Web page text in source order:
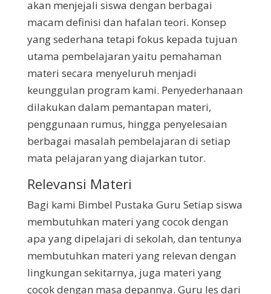
akan menjejali siswa dengan berbagai
macam definisi dan hafalan teori. Konsep
yang sederhana tetapi fokus kepada tujuan
utama pembelajaran yaitu pemahaman
materi secara menyeluruh menjadi
keunggulan program kami. Penyederhanaan
dilakukan dalam pemantapan materi,
penggunaan rumus, hingga penyelesaian
berbagai masalah pembelajaran di setiap
mata pelajaran yang diajarkan tutor.
Relevansi Materi
Bagi kami Bimbel Pustaka Guru Setiap siswa
membutuhkan materi yang cocok dengan
apa yang dipelajari di sekolah, dan tentunya
membutuhkan materi yang relevan dengan
lingkungan sekitarnya, juga materi yang
cocok dengan masa depannya. Guru les dari